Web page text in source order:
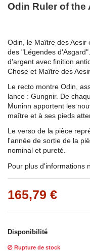
Odin Ruler of the
Odin, le Maître des Aesir
des "Légendes
d'argent avec finition
Chose et Maître des
Le recto montre Odin,
lance : Gungnir. De
Muninn apportent les
maître et à ses pieds
Le verso de la pièce
l'année de sortie de la
nominal et pureté.
Pour plus d'informations
165,79 €
Disponibilité
Rupture de stock